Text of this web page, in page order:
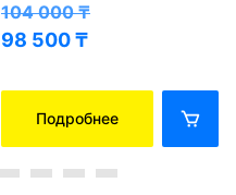
104 000₸
98 500₸
Подробнее